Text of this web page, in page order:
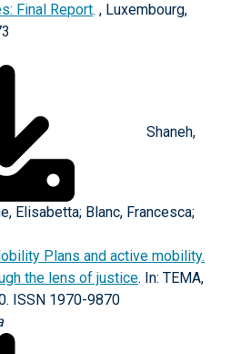
Final Report. , Luxembourg,
Shaneh,
Elisabetta; Blanc, Francesca;
Plans and active mobility.
the lens of justice. In: TEMA,
ISSN 1970-9870